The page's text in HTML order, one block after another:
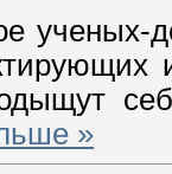
ученых-
»